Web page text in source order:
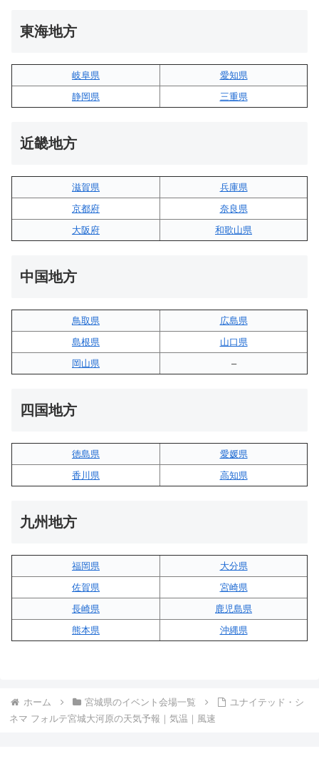
東海地方
岐阜県
愛知県
静岡県
三重県
近畿地方
滋賀県
兵庫県
京都府
奈良県
大阪府
和歌山県
中国地方
鳥取県
広島県
島根県
山口県
岡山県
–
四国地方
徳島県
愛媛県
香川県
高知県
九州地方
福岡県
大分県
佐賀県
宮崎県
長崎県
鹿児島県
熊本県
沖縄県
ホーム 宮城県のイベント会場一覧
ユナイテッド・シ
ネマ フォルテ宮城大河原の天気予報｜気温｜風速